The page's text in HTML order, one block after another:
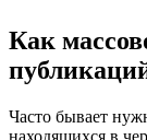
Как
Часто бывает
находящихся в